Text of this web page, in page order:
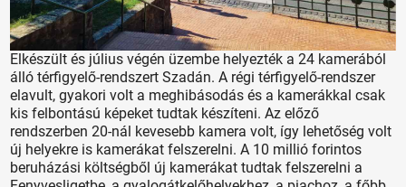
Elkészült és július végén üzembe helyezték a 24 kamerából
álló térfigyelő-rendszert Szadán. A régi térfigyelő-rendszer
elavult, gyakori volt a meghibásodás és a kamerákkal csak
kis felbontású képeket tudtak készíteni. Az előző
rendszerben 20-nál kevesebb kamera volt, így lehetőség volt
új helyekre is kamerákat felszerelni. A 10 millió forintos
beruházási költségből új kamerákat tudtak felszerelni a